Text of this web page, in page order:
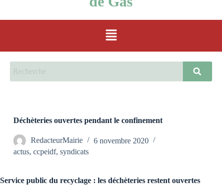
Déchèteries ouvertes pendant le confinement
RedacteurMairie
6 novembre 2020
actus, ccpeidf, syndicats
Service public du recyclage : les déchèteries restent ouvertes